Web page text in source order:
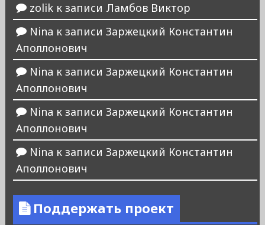
zolikк записи Ламбов Виктор
Nina к записи Заржецкий Константин
Аполлонович
Nina к записи Заржецкий Константин
Аполлонович
Nina к записи Заржецкий Константин
Аполлонович
Nina к записи Заржецкий Константин
Аполлонович
Поддержать проект